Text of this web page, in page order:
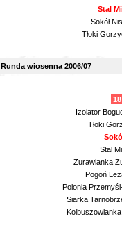
Stal
Sokół
Tłoki
Runda wiosenna 2006/07
Izolator
Tłoki
Stal
Żurawianka
Pogoń
Polonia
Siarka